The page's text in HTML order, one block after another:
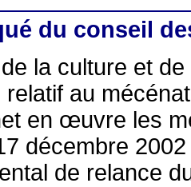
du conseil
la culture et
relatif au
en œuvre les
décembre
de relance